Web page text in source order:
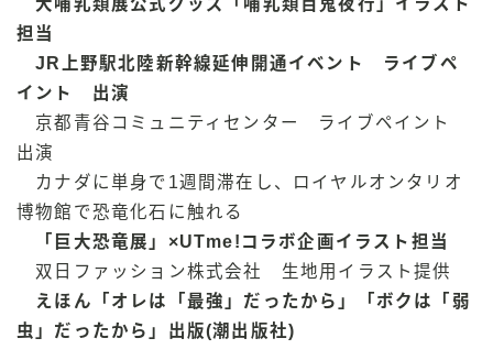
大哺乳類展公式グッズ「哺乳類百鬼夜行」イラスト
担当
JR上野駅北陸新幹線延伸開通イベント ライブペ
イント 出演
京都青谷コミュニティセンター ライブペイント
出演
カナダに単身で1週間滞在し、ロイヤルオンタリオ
博物館で恐竜化石に触れる
「巨大恐竜展」×UTme!コラボ企画イラスト担当
双日ファッション株式会社 生地用イラスト提供
えほん「オレは「最強」だったから」「ボクは「弱
虫」だったから」出版(潮出版社)